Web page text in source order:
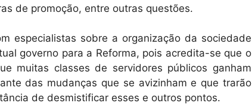
de promoção, entre outras questões.
especialistas sobre a organização da sociedade
governo para a Reforma, pois acredita-se que o
muitas classes de servidores públicos ganham
das mudanças que se avizinham e que trarão
de desmistificar esses e outros pontos.